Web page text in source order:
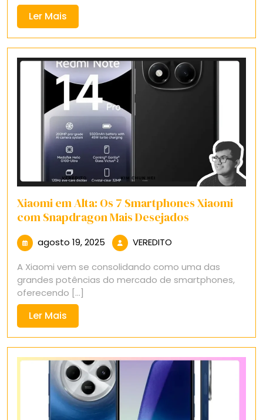
Ler Mais
Mais
Xiaomi em Alta: Os 7 Smartphones Xiaomi
com Snapdragon Mais Desejados
agosto 19, 2025 agosto
2025
VEREDITO
A Xiaomi vem se consolidando como uma das
grandes potências do mercado de smartphones,
oferecendo [...]
Ler Mais
Mais